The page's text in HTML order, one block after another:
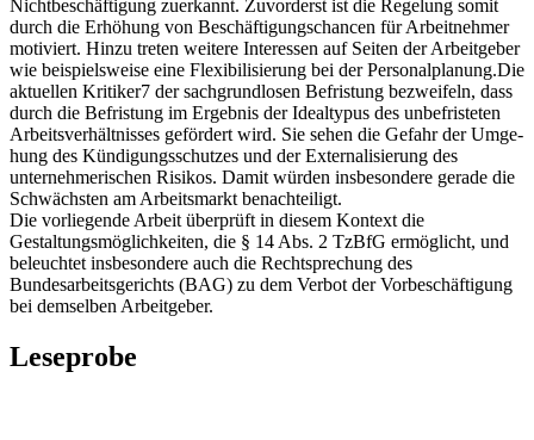
Nichtbeschäftigung zuerkannt. Zuvorderst ist die Regelung somit
durch die Erhöhung von Beschäftigungschancen für Arbeitnehmer
motiviert. Hinzu treten weitere Interessen auf Seiten der Arbeitgeber
wie beispielsweise eine Flexibilisierung bei der Personalplanung.Die
aktuellen Kritiker7 der sachgrundlosen Befristung bezweifeln, dass
durch die Befristung im Ergebnis der Idealtypus des unbefristeten
Arbeitsverhältnisses gefördert wird. Sie sehen die Gefahr der Umge-
hung des Kündigungsschutzes und der Externalisierung des
unternehmerischen Risikos. Damit würden insbesondere gerade die
Schwächsten am Arbeitsmarkt benachteiligt.
Die vorliegende Arbeit überprüft in diesem Kontext die
Gestaltungsmöglichkeiten, die § 14 Abs. 2 TzBfG ermöglicht, und
beleuchtet insbesondere auch die Rechtsprechung des
Bundesarbeitsgerichts (BAG) zu dem Verbot der Vorbeschäftigung
bei demselben Arbeitgeber.
Leseprobe